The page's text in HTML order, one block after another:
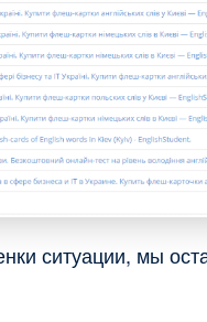
ситуации, мы